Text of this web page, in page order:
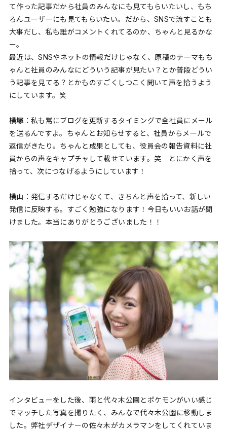
て作った記事だから社員のみんなにも見てもらいたいし、もち
ろんユーザーにも見てもらいたい。だから、SNSで流すことも
大事だし、私も誰がコメントくれてるのか、ちゃんと見るかな
ー。
最近は、SNSやネットの情報だけじゃなく、原稿のテーマもち
ゃんと社員のみんなにどういう記事が見たい？とか普段どうい
う記事を見てる？とかものすごくしつこく聞いて声を拾うよう
にしています。笑
横塚 ：私も常にブログを更新するタイミングで全社員にメール
を送るんですよ。ちゃんとお知らせすると、社員からメールで
返信がきたり。ちゃんと成果としても、役員会の報告資料に社
員からの声をキャプチャして載せています。笑 とにかく声を
拾って、次につなげるようにしています！
横山 ：発信するだけじゃなくて、きちんと声を拾って、新しい
発信に反映する。すごく勉強になります！今日もいいお話が聞
けました。本当にありがとうございました！！
インタビューをした後、雨と代々木公園とポケモンがいい感じ
でマッチした写真を撮りたく、みんなで代々木公園に移動しま
した。弊社デザイナーの佐々木がカメラマンをしてくれていま